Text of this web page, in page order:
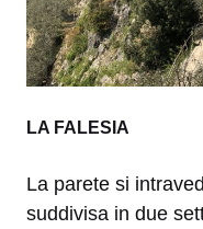
LA FALESIA
La parete si
suddivisa in due